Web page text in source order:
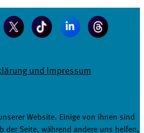
und Impressum
Website. Einige von ihnen sind
der Seite, während andere uns helfen,